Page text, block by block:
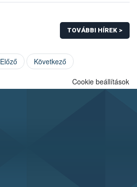
TOVÁBBI HÍREK >
Előző Következő
Cookie beállítások